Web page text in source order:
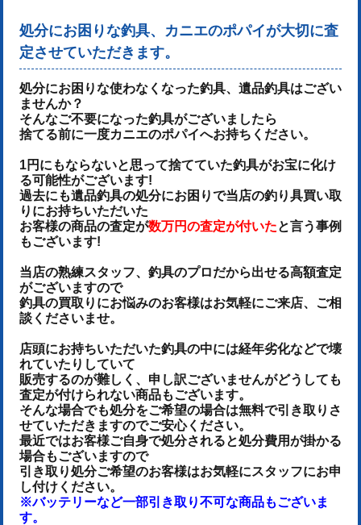
処分にお困りな釣具、カニエのポパイが大切に査
定させていただきます。
処分にお困りな使わなくなった釣具、遺品釣具はござい
ませんか？
そんなご不要になった釣具がございましたら
捨てる前に一度カニエのポパイへお持ちください。
1円にもならないと思って捨てていた釣具がお宝に化け
る可能性がございます!
過去にも遺品釣具の処分にお困りで当店の釣り具買い取
りにお持ちいただいた
お客様の商品の査定が数万円の査定が付いたと言う事例
もございます!
当店の熟練スタッフ、釣具のプロだから出せる高額査定
がございますので
釣具の買取りにお悩みのお客様はお気軽にご来店、ご相
談くださいませ。
店頭にお持ちいただいた釣具の中には経年劣化などで壊
れていたりしていて
販売するのが難しく、申し訳ございませんがどうしても
査定が付けられない商品もございます。
そんな場合でも処分をご希望の場合は無料で引き取りさ
せていただきますのでご安心ください。
最近ではお客様ご自身で処分されると処分費用が掛かる
場合もございますので
引き取り処分ご希望のお客様はお気軽にスタッフにお申
し付けください。
※バッテリーなど一部引き取り不可な商品もございま
す。